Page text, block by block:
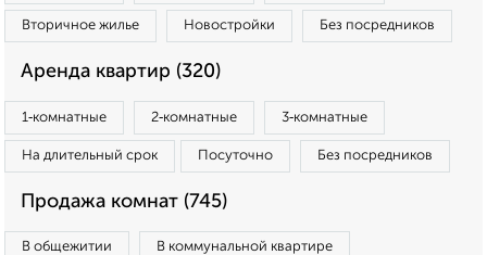
Вторичное жилье Новостройки Без посредников
Аренда квартир (320)
1‑комнатные 2‑комнатные 3‑комнатные
На длительный срок Посуточно Без посредников
Продажа комнат (745)
В общежитии В коммунальной квартире